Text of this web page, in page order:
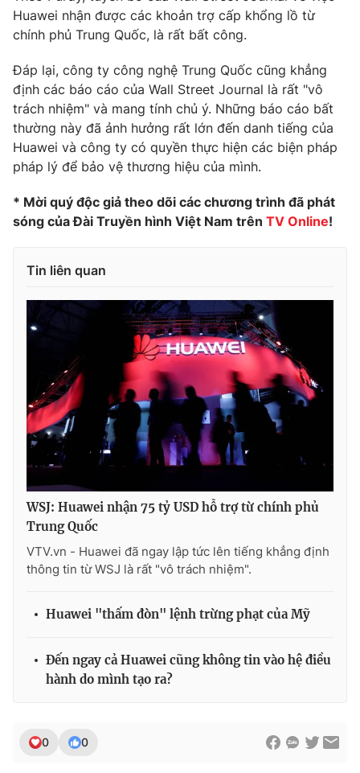
Huawei nhận được các khoản trợ cấp khổng lồ từ
chính phủ Trung Quốc, là rất bất công.
Đáp lại, công ty công nghệ Trung Quốc cũng khẳng
định các báo cáo của Wall Street Journal là rất "vô
trách nhiệm" và mang tính chủ ý. Những báo cáo bất
thường này đã ảnh hưởng rất lớn đến danh tiếng của
Huawei và công ty có quyền thực hiện các biện pháp
pháp lý để bảo vệ thương hiệu của mình.
* Mời quý độc giả theo dõi các chương trình đã phát
sóng của Đài Truyền hình Việt Nam trên TV Online!
Tin liên quan
WSJ: Huawei nhận 75 tỷ USD hỗ trợ từ chính phủ
Trung Quốc
VTV.vn - Huawei đã ngay lập tức lên tiếng khẳng định
thông tin từ WSJ là rất "vô trách nhiệm".
Huawei "thấm đòn" lệnh trừng phạt của Mỹ
Đến ngay cả Huawei cũng không tin vào hệ điều
hành do mình tạo ra?
0 0